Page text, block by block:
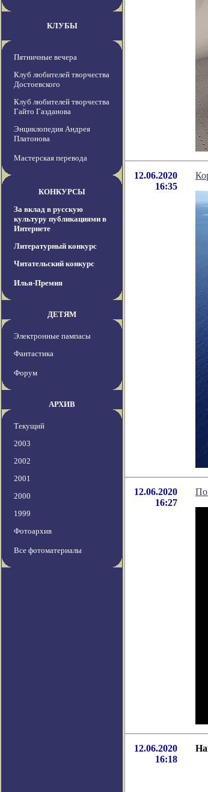
КЛУБЫ
Пятничные вечера
Клуб любителей творчества
Достоевского
Клуб любителей творчества
Гайто Газданова
Энциклопедия Андрея
Платонова
Мастерская перевода
КОНКУРСЫ
За вклад в русскую
культуру публикациями в
Интернете
Литературный конкурс
Читательский конкурс
Илья-Премия
ДЕТЯМ
Электронные пампасы
Фантастика
Форум
АРХИВ
Текущий
2003
2002
2001
2000
1999
Фотоархив
Все фотоматериалы
12.06.2020
16:35
12.06.2020
16:27
12.06.2020
16:18